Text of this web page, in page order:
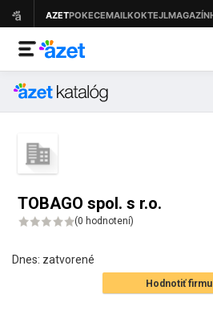
TOBAGO spol. s r.o.
(0 hodnotení)
Dnes: zatvorené
Hodnotiť firmu